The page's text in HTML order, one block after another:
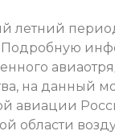
летний
Подробную
на данный
авиации
области